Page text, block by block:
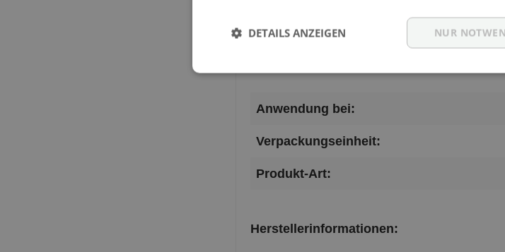
Anwendung bei:
Verpackungseinheit:
Produkt-Art:
Herstellerinformationen:
NUR
DETAILS ANZEIGEN